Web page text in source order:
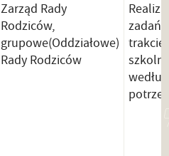
Zarząd Rady
Rodziców,
grupowe(Oddziałowe)
Rady Rodziców
zadań
trakcie
według